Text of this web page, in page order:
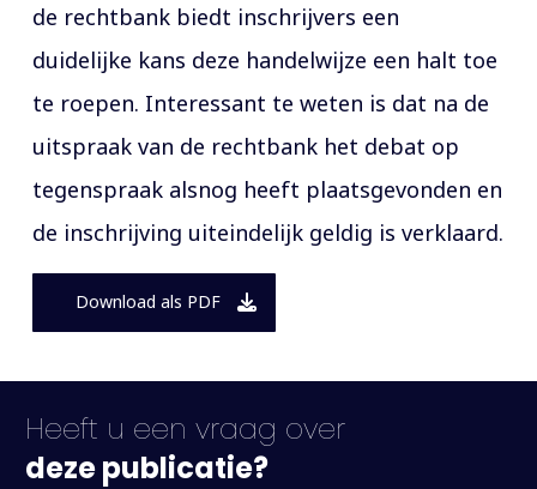
de rechtbank biedt inschrijvers een
duidelijke kans deze handelwijze een halt toe
te roepen. Interessant te weten is dat na de
uitspraak van de rechtbank het debat op
tegenspraak alsnog heeft plaatsgevonden en
de inschrijving uiteindelijk geldig is verklaard.
Download als PDF
Heeft u een vraag over
deze publicatie?